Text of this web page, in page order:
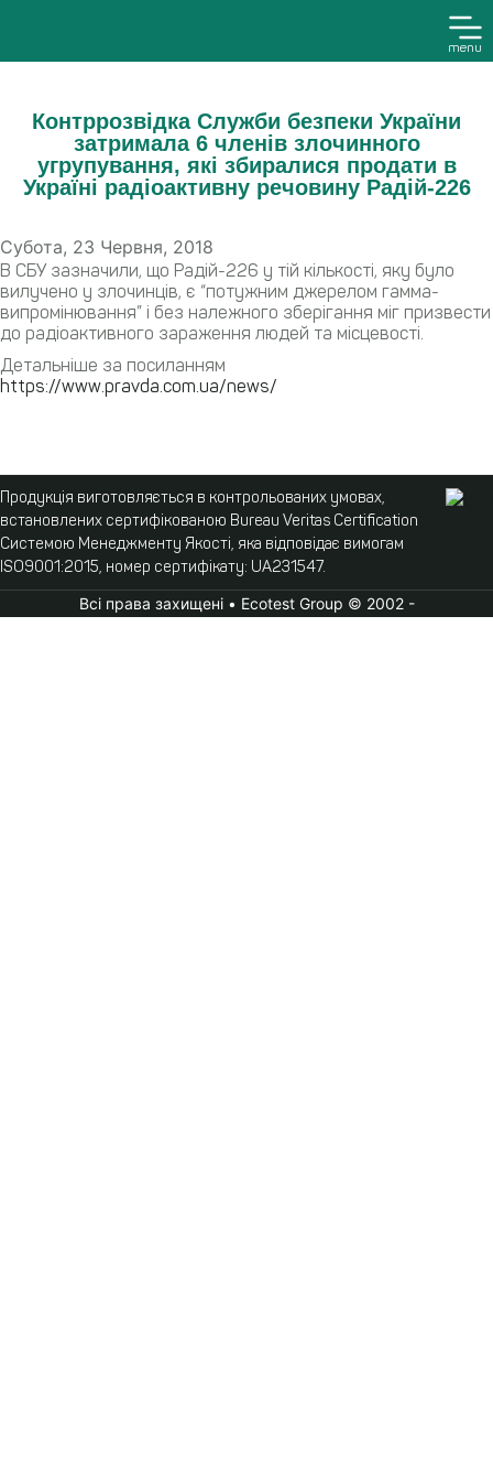
menu
Контррозвідка Служби безпеки України
затримала 6 членів злочинного
угрупування, які збиралися продати в
Україні радіоактивну речовину Радій-226
Субота, 23 Червня, 2018
В СБУ зазначили, що Радій-226 у тій кількості, яку було
вилучено у злочинців, є “потужним джерелом гамма-
випромінювання” і без належного зберігання міг призвести
до радіоактивного зараження людей та місцевості.
Детальніше за посиланням
https://www.pravda.com.ua/news/
Продукція виготовляється в контрольованих умовах,
встановлених сертифікованою Bureau Veritas Certification
Системою Менеджменту Якості, яка відповідає вимогам
ISO9001:2015, номер сертифікату: UA231547.
Всі права захищені • Ecotest Group © 2002 -